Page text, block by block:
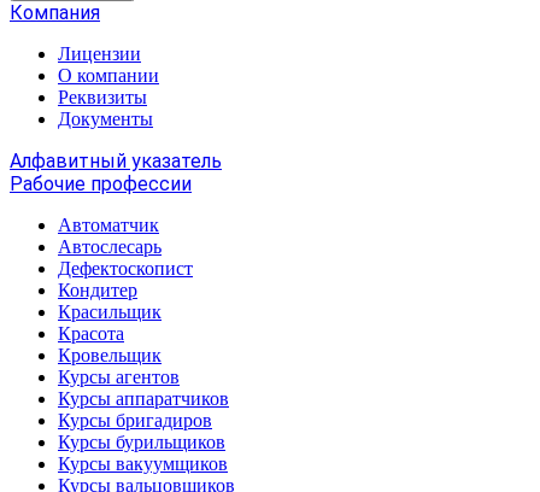
Компания
Лицензии
О компании
Реквизиты
Документы
Алфавитный указатель
Рабочие профессии
Автоматчик
Автослесарь
Дефектоскопист
Кондитер
Красильщик
Красота
Кровельщик
Курсы агентов
Курсы аппаратчиков
Курсы бригадиров
Курсы бурильщиков
Курсы вакуумщиков
Курсы вальцовщиков